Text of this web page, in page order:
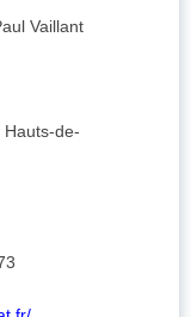
Vaillant
Hauts-de-